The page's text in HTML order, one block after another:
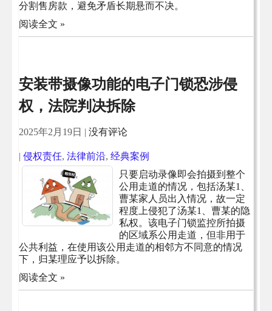
分割售房款，避免矛盾长期悬而不决。
阅读全文 »
安装带摄像功能的电子门锁恐涉侵
权，法院判决拆除
2025年2月19日 | 没有评论
| 侵权责任, 法律前沿, 经典案例
只要启动录像即会拍摄到整个
公用走道的情况，包括汤某1、
曹某家人员出入情况，故一定
程度上侵犯了汤某1、曹某的隐
私权。该电子门锁监控所拍摄
的区域系公用走道，但非用于
公共利益，在使用该公用走道的相邻方不同意的情况
下，归某理应予以拆除。
阅读全文 »